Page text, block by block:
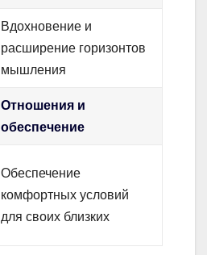
Вдохновение и
расширение горизонтов
мышления
Отношения и
обеспечение
Обеспечение
комфортных условий
для своих близких